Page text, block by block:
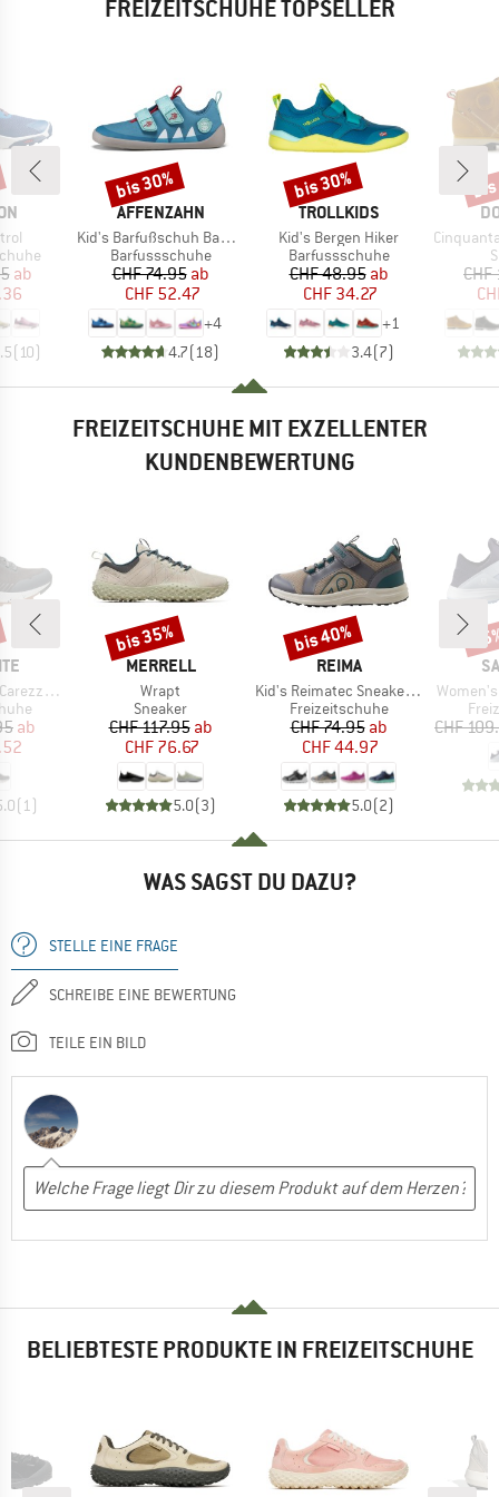
FREIZEITSCHUHE TOPSELLER
Preis
ab
(10)
MARKE
AFFENZAHN
Artikel
Kid's Barfußschuh Baumwolle Lucky
Produktgruppe
Barfussschuhe
Preis
CHF 74.95reduzierter Preis
ab
CHF 52.47
+4
4.7(18)
Rabatt
bis 30%
MARKE
TROLLKIDS
Artikel
Kid's Bergen Hiker
Produktgruppe
Barfussschuhe
Preis
CHF 48.95reduzierter Preis
ab
CHF 34.27
+1
3.4(7)
Rabatt
bis 30%
Artikel
Cinquantaquattro
FREIZEITSCHUHE MIT EXZELLENTER
KUNDENBEWERTUNG
Leather
Preis
ab
(1)
MARKE
MERRELL
Artikel
Wrapt
Produktgruppe
Sneaker
Preis
CHF 117.95reduzierter Preis
ab
CHF 76.67
5.0(3)
Rabatt
bis 35%
MARKE
REIMA
Artikel
Kid's Reimatec Sneakers Enkka
Produktgruppe
Freizeitschuhe
Preis
CHF 74.95reduzierter Preis
ab
CHF 44.97
5.0(2)
Rabatt
bis 40%
Artikel
CHF
WAS SAGST DU DAZU?
STELLE EINE FRAGE
SCHREIBE EINE BEWERTUNG
TEILE EIN BILD
BELIEBTESTE PRODUKTE IN FREIZEITSCHUHE